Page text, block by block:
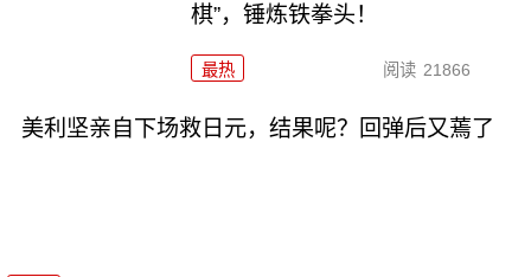
棋”，锤炼铁拳头！
最热 阅读 21866
美利坚亲自下场救日元，结果呢？回弹后又蔫了